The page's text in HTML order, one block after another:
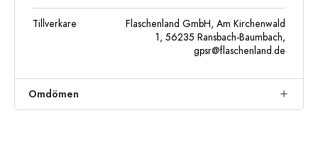
Tillverkare
Flaschenland GmbH, Am Kirchenwald
1, 56235 Ransbach-Baumbach,
gpsr@flaschenland.de
Omdömen